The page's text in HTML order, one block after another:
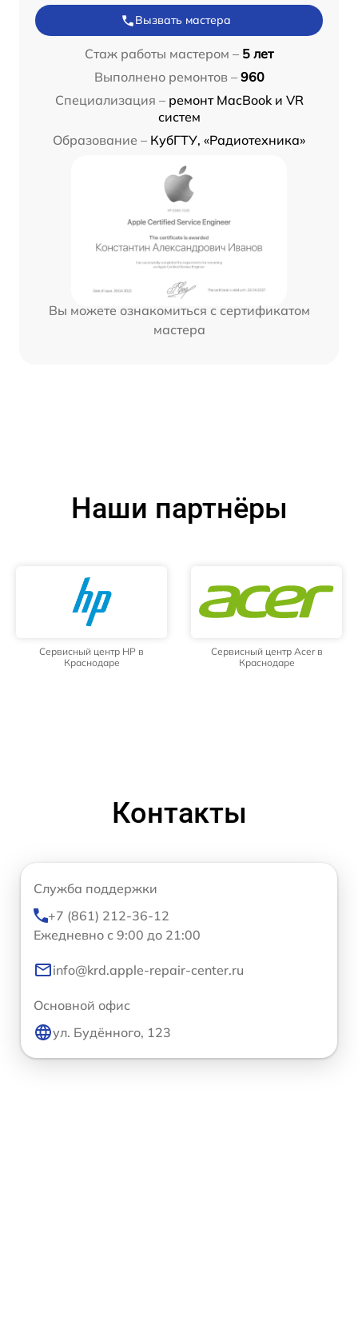
Вызвать мастера
Стаж работы мастером – 5 лет
Выполнено ремонтов – 960
Специализация – ремонт MacBook и VR
систем
Образование – КубГТУ, «Радиотехника»
Вы можете ознакомиться с сертификатом
мастера
Наши партнёры
Сервисный центр HP в
Краснодаре
Сервисный центр Acer в
Краснодаре
Контакты
Служба поддержки
+7 (861) 212-36-12
Ежедневно с 9:00 до 21:00
info@krd.apple-repair-center.ru
Основной офис
ул. Будённого, 123